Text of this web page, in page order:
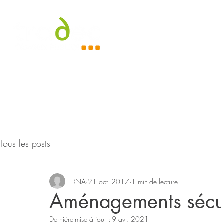
Tous les posts
Aménagements
DNA 21 oct. 2017 1 min de lecture
Dernière mise à jour : 9 avr. 2021